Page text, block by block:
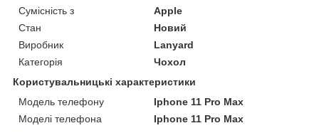
Сумісність з
Apple
Стан
Новий
Виробник
Lanyard
Категорія
Чохол
Користувальницькі характеристики
Модель телефону
Iphone 11 Pro Max
Моделі телефона
Iphone 11 Pro Max